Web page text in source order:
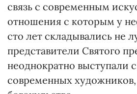
связь с современным
отношения с которым у
сто лет складывались не
представители Святого
неоднократно выступали
современных